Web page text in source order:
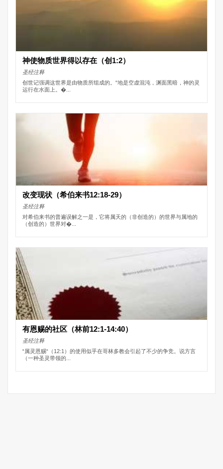
神使物质世界得以存在（创1:2）
圣经注释
创世记强调这世界是由物质所组成的。“地是空虚混沌，渊面黑暗，神的灵
运行在水面上。�...
改变现状（希伯来书12:18-29）
圣经注释
对希伯来书的普遍误解之一是，它将属天的（非创造的）的世界与属地的
（创造的）世界对�...
有恩赐的社区（林前12:1-14:40）
圣经注释
“属灵恩赐“（12:1）的使用似乎在哥林多教会引起了不少的争竞。说方言
（一种圣灵带领的...